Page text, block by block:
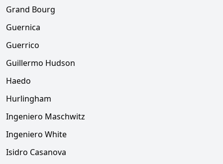
Grand Bourg
Guernica
Guerrico
Guillermo Hudson
Haedo
Hurlingham
Ingeniero Maschwitz
Ingeniero White
Isidro Casanova